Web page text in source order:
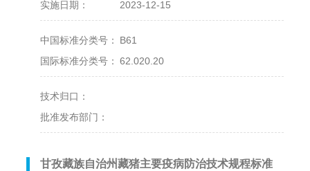
实施日期：
2023-12-15
中国标准分类号：
B61
国际标准分类号： 62.020.20
技术归口：
批准发布部门：
甘孜藏族自治州藏猪主要疫病防治技术规程标准